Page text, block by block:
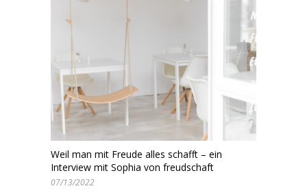
Weil man mit Freude alles schafft – ein
Interview mit Sophia von freudschaft
07/13/2022